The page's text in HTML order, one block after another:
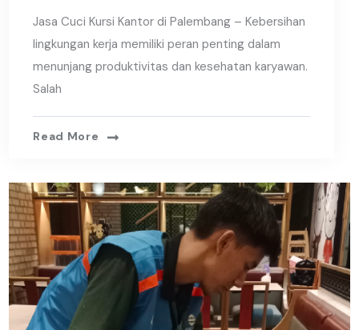
Jasa Cuci Kursi Kantor di Palembang – Kebersihan
lingkungan kerja memiliki peran penting dalam
menunjang produktivitas dan kesehatan karyawan.
Salah
Read More